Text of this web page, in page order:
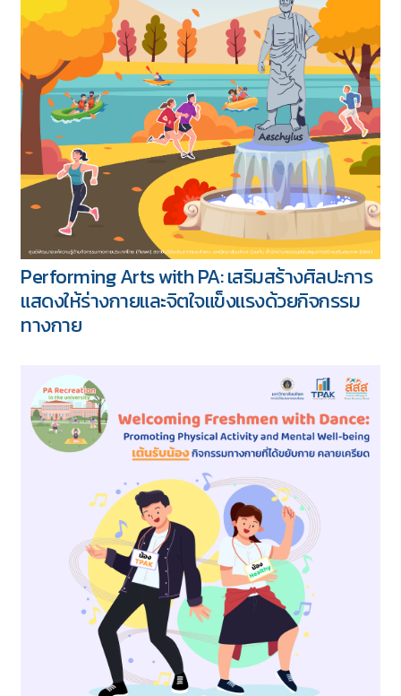
5 ชุด
Download
Performing Arts with PA: เสริมสร้างศิลปะการ
แสดงให้ร่างกายและจิตใจแข็งแรงด้วยกิจกรรม
ทางกาย